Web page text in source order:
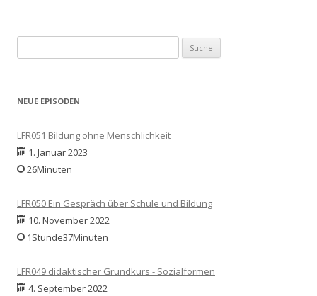
nach:
NEUE EPISODEN
LFR051 Bildung ohne Menschlichkeit
1. Januar 2023
26Minuten
LFR050 Ein Gespräch über Schule und Bildung
10. November 2022
1Stunde37Minuten
LFR049 didaktischer Grundkurs - Sozialformen
4. September 2022